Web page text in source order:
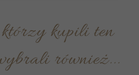
również...